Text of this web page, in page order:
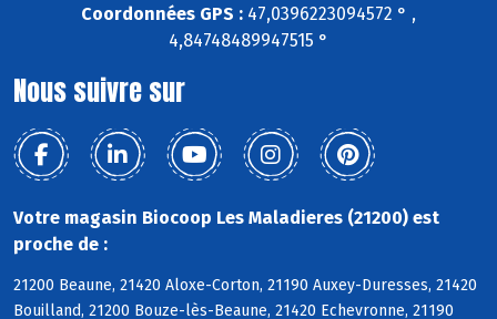
Coordonnées GPS : 47,0396223094572 ° ,
4,84748489947515 °
Nous suivre sur
Votre magasin Biocoop Les Maladieres (21200) est
proche de :
21200 Beaune, 21420 Aloxe-Corton, 21190 Auxey-Duresses, 21420
Bouilland, 21200 Bouze-lès-Beaune, 21420 Echevronne, 21190